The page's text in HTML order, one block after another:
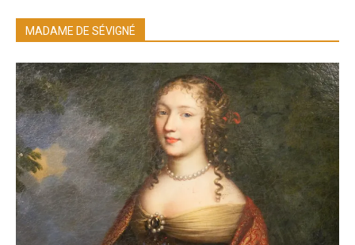
MADAME DE SÉVIGNÉ